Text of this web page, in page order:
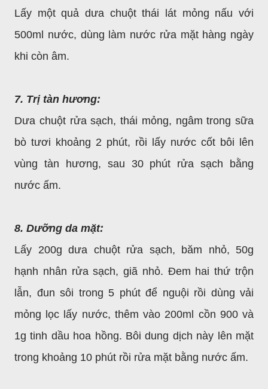
Lấy một quả dưa chuột thái lát mỏng nấu với
500ml nước, dùng làm nước rửa mặt hàng ngày
khi còn âm.
7. Trị tàn hương:
Dưa chuột rửa sạch, thái mỏng, ngâm trong sữa
bò tươi khoảng 2 phút, rồi lấy nước cốt bôi lên
vùng tàn hương, sau 30 phút rửa sạch bằng
nước ấm.
8. Dưỡng da mặt:
Lấy 200g dưa chuột rửa sạch, băm nhỏ, 50g
hạnh nhân rửa sạch, giã nhỏ. Đem hai thứ trộn
lẫn, đun sôi trong 5 phút để nguội rồi dùng vải
mỏng lọc lấy nước, thêm vào 200ml cồn 900 và
1g tinh dầu hoa hồng. Bôi dung dịch này lên mặt
trong khoảng 10 phút rồi rửa mặt bằng nước ấm.